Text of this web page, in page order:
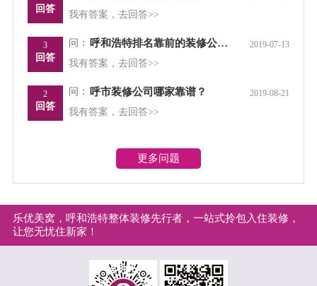
回答
我有答案，去回答>>
3
回答
问： 呼和浩特排名靠前的装修公司，请说出理由，谢谢！ 2019-07-13
我有答案，去回答>>
2
回答
问： 呼市装修公司哪家靠谱？ 2019-08-21
我有答案，去回答>>
更多问题
乐优美窝，呼和浩特整体装修先行者，一站式拎包入住装修，
让您无忧住新家！